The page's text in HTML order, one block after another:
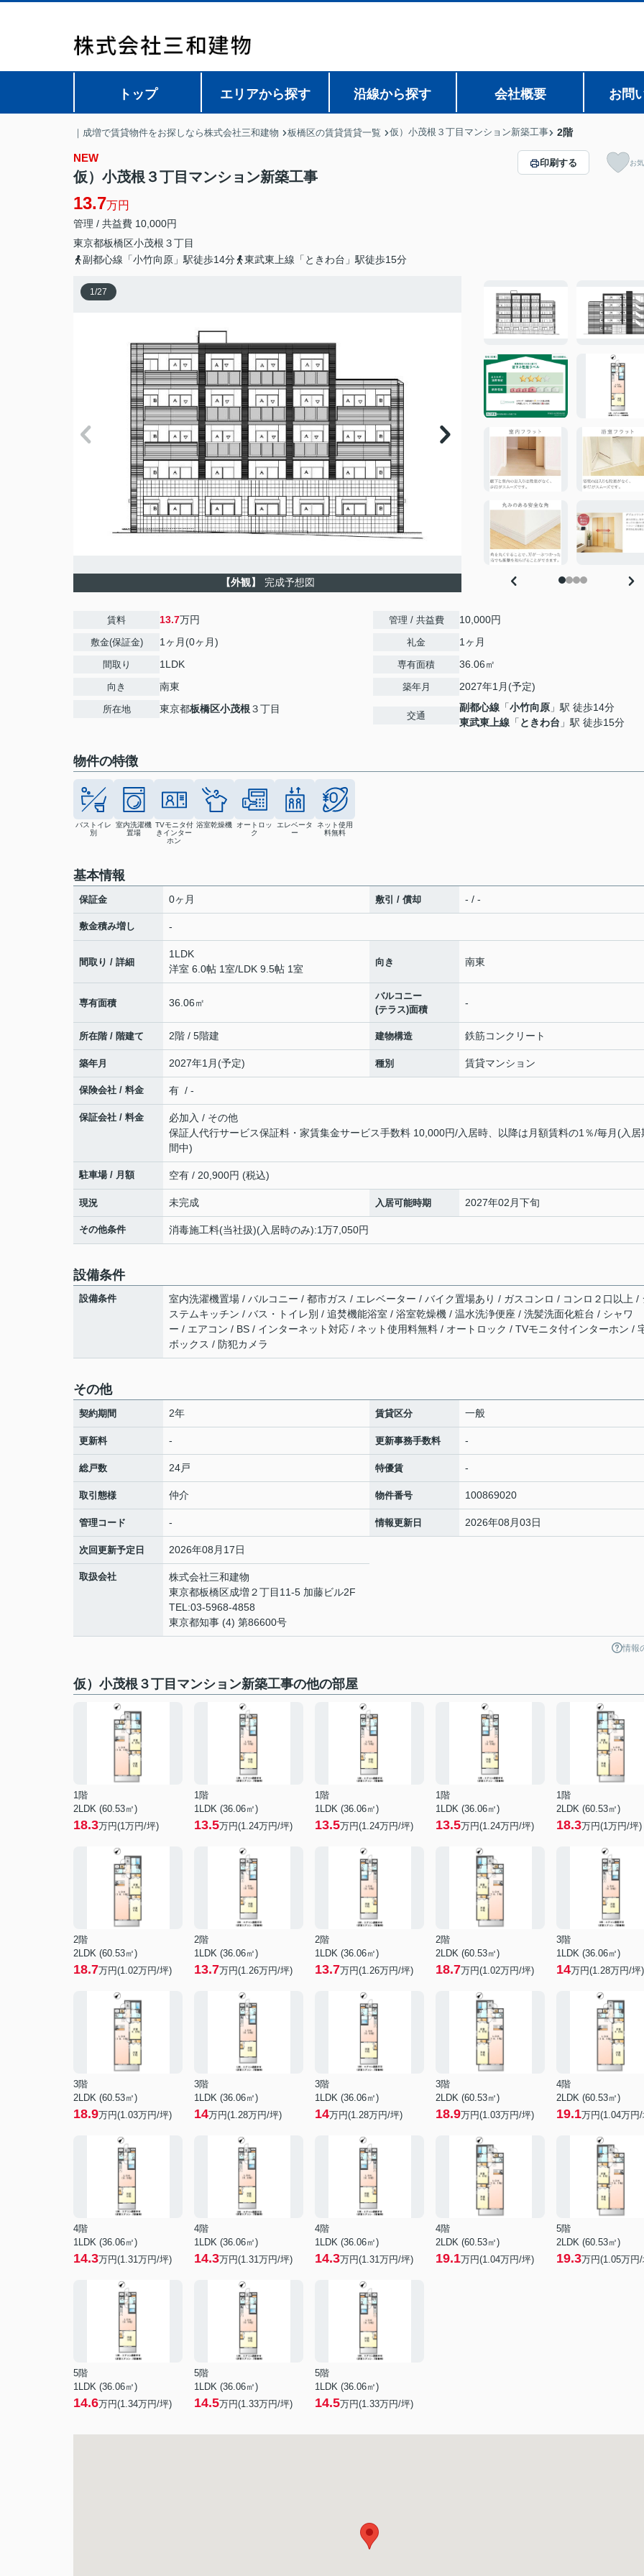
トップ エリアから探す 沿線から探す 会社概要 お問
｜成増で賃貸物件をお探しなら株式会社三和建物 板橋区の賃貸賃貸一覧 仮）小茂根３丁目マンション新築工事 2階
NEW
仮）小茂根３丁目マンション新築工事
13.7万円
管理 / 共益費 10,000円
東京都板橋区小茂根 ３丁目
副都心線「小竹向原」駅徒歩14分
東武東上線「ときわ台」駅徒歩15分
印刷する お
1/27
【外観】 完成予想図
賃料 13.7万円
敷金(保証金) 1ヶ月(0ヶ月)
間取り 1LDK
向き 南東
所在地 東京都板橋区小茂根３丁目
管理 / 共益費 10,000円
礼金 1ヶ月
専有面積 36.06㎡
築年月 2027年1月(予定)
交通
副都心線 「小竹向原 」駅 徒歩14分
東武東上線 「 ときわ台 」駅 徒歩15分
物件の特徴
バストイレ
別
室内洗濯機
置場
TVモニタ付
きインター
ホン
浴室乾燥機
オートロッ
ク
エレベータ
ー
ネット使用
料無料
基本情報
保証金 0ヶ月 敷引 / 償却 - / -
敷金積み増し -
間取り / 詳細
1LDK
洋室 6.0帖 1室/LDK 9.5帖 1室
向き 南東
専有面積 36.06㎡
バルコニー
(テラス)面積
-
所在階 / 階建て 2階 / 5階建 建物構造 鉄筋コンクリート
築年月 2027年1月(予定) 種別 賃貸マンション
保険会社 / 料金 有 / -
保証会社 / 料金
必加入 / その他
保証人代行サービス保証料・家賃集金サービス手数料 10,000円/入居時、以降は月額賃料の1％/毎月(入居
間中)
駐車場 / 月額 空有 / 20,900円 (税込)
現況 未完成 入居可能時期 2027年02月下旬
その他条件 消毒施工料(当社扱)(入居時のみ):1万7,050円
設備条件
設備条件
室内洗濯機置場 / バルコニー / 都市ガス / エレベーター / バイク置場あり / ガスコンロ / コンロ２口以上 /
ステムキッチン / バス・トイレ別 / 追焚機能浴室 / 浴室乾燥機 / 温水洗浄便座 / 洗髪洗面化粧台 / シャワ
ー / エアコン / BS / インターネット対応 / ネット使用料無料 / オートロック / TVモニタ付インターホン /
ボックス / 防犯カメラ
その他
契約期間 2年 賃貸区分 一般
更新料 - 更新事務手数料 -
総戸数 24戸 特優賃 -
取引態様 仲介 物件番号 100869020
管理コード - 情報更新日 2026年08月03日
次回更新予定日 2026年08月17日
取扱会社
株式会社三和建物
東京都板橋区成増２丁目11-5 加藤ビル2F
TEL:03-5968-4858
東京都知事 (4) 第86600号
情報
仮）小茂根３丁目マンション新築工事の他の部屋
1階
2LDK (60.53㎡)
18.3万円(1万円/坪)
1階
1LDK (36.06㎡)
13.5万円(1.24万円/坪)
1階
1LDK (36.06㎡)
13.5万円(1.24万円/坪)
1階
1LDK (36.06㎡)
13.5万円(1.24万円/坪)
1階
2LDK (60.53㎡)
18.3万円(1万円/坪)
2階
2LDK (60.53㎡)
18.7万円(1.02万円/坪)
2階
1LDK (36.06㎡)
13.7万円(1.26万円/坪)
2階
1LDK (36.06㎡)
13.7万円(1.26万円/坪)
2階
2LDK (60.53㎡)
18.7万円(1.02万円/坪)
3階
1LDK (36.06㎡)
14万円(1.28万円/坪)
3階
2LDK (60.53㎡)
18.9万円(1.03万円/坪)
3階
1LDK (36.06㎡)
14万円(1.28万円/坪)
3階
1LDK (36.06㎡)
14万円(1.28万円/坪)
3階
2LDK (60.53㎡)
18.9万円(1.03万円/坪)
4階
2LDK (60.53㎡)
19.1万円(1.04万円
4階
1LDK (36.06㎡)
14.3万円(1.31万円/坪)
4階
1LDK (36.06㎡)
14.3万円(1.31万円/坪)
4階
1LDK (36.06㎡)
14.3万円(1.31万円/坪)
4階
2LDK (60.53㎡)
19.1万円(1.04万円/坪)
5階
2LDK (60.53㎡)
19.3万円(1.05万円
5階
1LDK (36.06㎡)
14.6万円(1.34万円/坪)
5階
1LDK (36.06㎡)
14.5万円(1.33万円/坪)
5階
1LDK (36.06㎡)
14.5万円(1.33万円/坪)